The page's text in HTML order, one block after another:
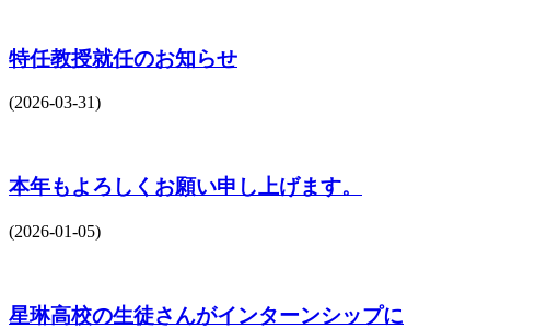
特任教授就任のお知らせ
(2026-03-31)
本年もよろしくお願い申し上げます。
(2026-01-05)
星琳高校の生徒さんがインターンシップに